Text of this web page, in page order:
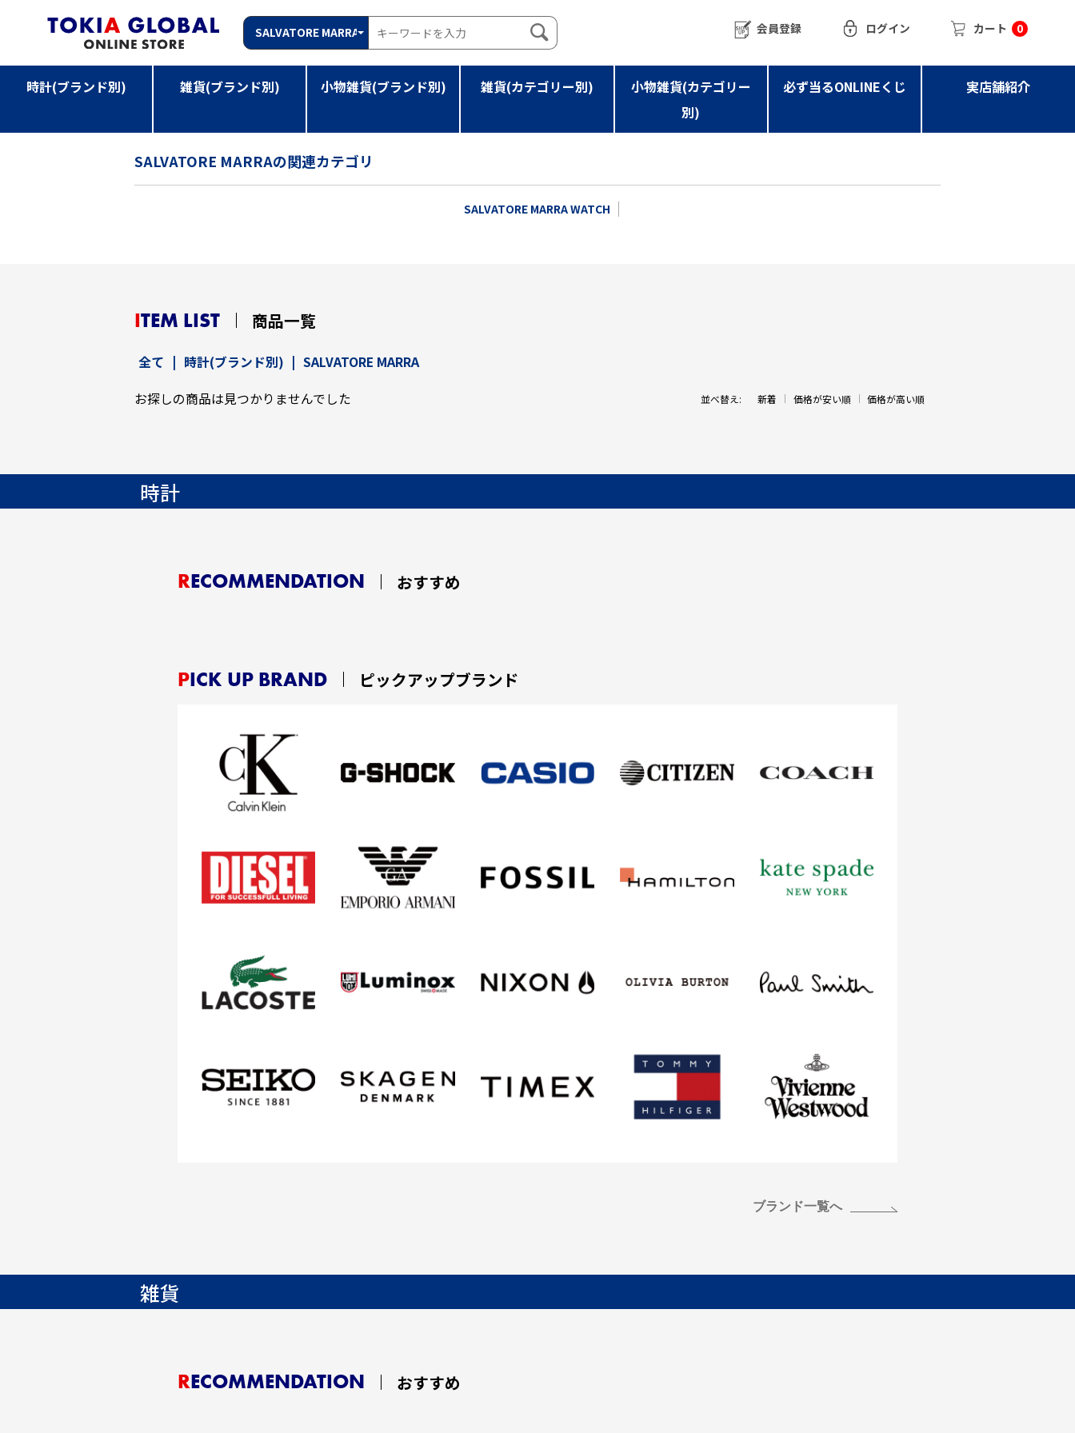
会員登録 ログイン カート 0
時計(ブランド別) 雑貨(ブランド別) 小物雑貨(ブランド別) 雑貨(カテゴリー別)
小物雑貨(カテゴリー
別)
必ず当るONLINEくじ 実店舗紹介
SALVATORE MARRAの関連カテゴリ
SALVATORE MARRA WATCH
ITEM LIST 商品一覧
全て | 時計(ブランド別) | SALVATORE MARRA
お探しの商品は見つかりませんでした
並べ替え: 新着 価格が安い順 価格が高い順
時計
RECOMMENDATION おすすめ
PICK UP BRAND ピックアップブランド
ブランド一覧へ
雑貨
RECOMMENDATION おすすめ